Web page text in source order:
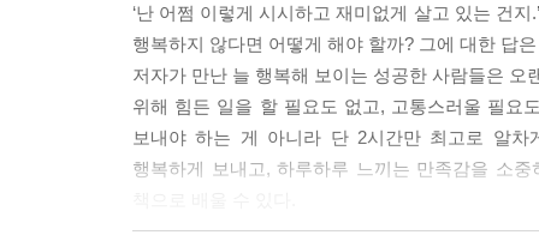
장기 계획은 루틴으로 꾸준히 진행한다
처음에는 결과를 바라지 않는다
‘끝난다’는 것을 알기에 계속할 수 있다
작은 성공 체험을 소중히
식으로 기분 좋은 스케줄을 짜는 것입니다.
--- p.114
이 책에서는 스스로 긍정적인 감정을 갖는 것의
꾸준히 해 나가고 있는 나를 칭찬하고 좋은 감정
음 날에도 꾸준히 해 나갈 수 있습니다. 이 모습이
‘난 어쩜 이렇게 시시하고 재미없게 살고 있는 건
행복하지 않다면 어떻게 해야 할까? 그에 대한 답
저자가 만난 늘 행복해 보이는 성공한 사람들은
위해 힘든 일을 할 필요도 없고, 고통스러울 필요
보내야 하는 게 아니라 단 2시간만 최고로 알차
행복하게 보내고, 하루하루 느끼는 만족감을 소